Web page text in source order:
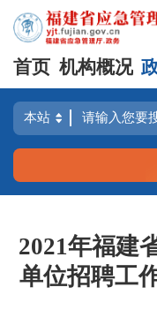
首页 机构概况
2021年福建
单位招聘工